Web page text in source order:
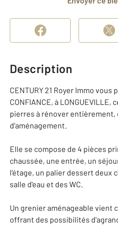
Description
CENTURY 21 Royer Immo vous
CONFIANCE, à
pierres à rénover
d'aménagement.
Elle se compose de 4 pièces
chaussée, une entrée, un
l'étage, un palier dessert deux
salle d'eau et des WC.
Un grenier aménageable vient
offrant des possibilités